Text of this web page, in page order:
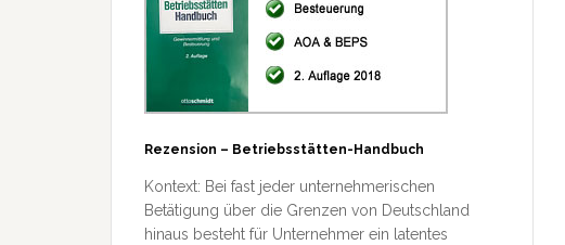
Rezension – Betriebsstätten-Handbuch
Kontext: Bei fast jeder unternehmerischen
Betätigung über die Grenzen von Deutschland
hinaus besteht für Unternehmer ein latentes